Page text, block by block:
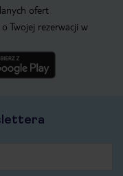
ofert
Twojej rezerwacji w